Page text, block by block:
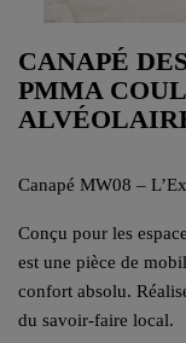
CANAPÉ
PMMA
Canapé MW08 –
Conçu pour les
est une pièce de
confort absolu.
du savoir-faire local.